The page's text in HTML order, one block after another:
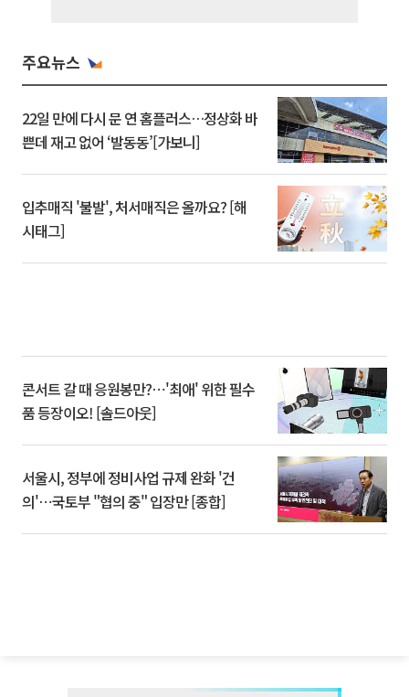
주요뉴스
22일 만에 다시 문 연 홈플러스…정상화 바
쁜데 재고 없어 ‘발동동’[가보니]
입추매직 '불발', 처서매직은 올까요? [해
시태그]
콘서트 갈 때 응원봉만?⋯'최애' 위한 필수
품 등장이오! [솔드아웃]
서울시, 정부에 정비사업 규제 완화 '건
의'⋯국토부 "협의 중" 입장만 [종합]